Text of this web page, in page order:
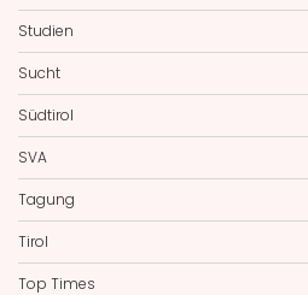
Studien
Sucht
Südtirol
SVA
Tagung
Tirol
Top Times